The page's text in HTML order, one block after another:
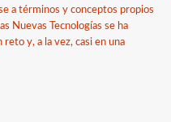
a términos y conceptos propios
Nuevas Tecnologías se ha
y, a la vez, casi en una